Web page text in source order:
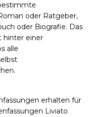
oder Ratgeber,
oder Biografie. Das
hinter einer
alle
erhalten für
Liviato